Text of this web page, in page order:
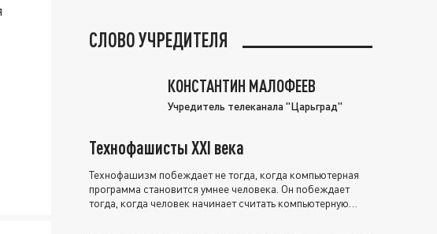
СЛОВО УЧРЕДИТЕЛЯ
КОНСТАНТИН МАЛОФЕЕВ
Учредитель телеканала "Царьград"
Технофашисты XXI века
Технофашизм побеждает не тогда, когда компьютерная
программа становится умнее человека. Он побеждает
тогда, когда человек начинает считать компьютерную